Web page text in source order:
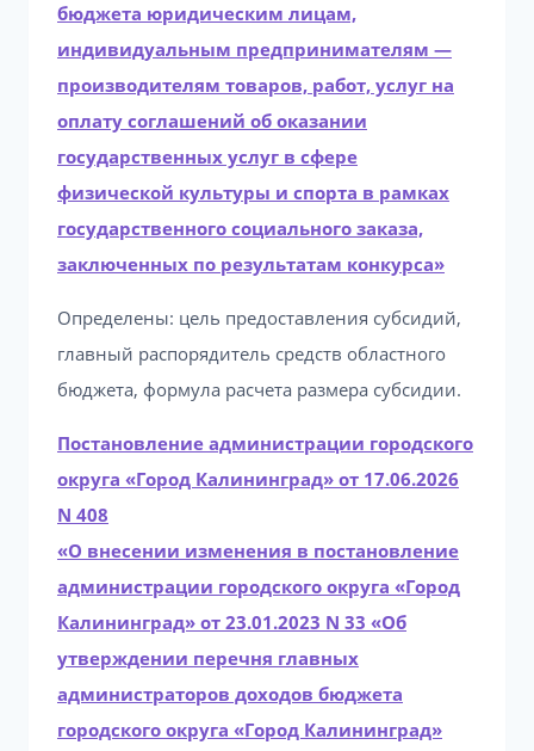
бюджета юридическим лицам,
индивидуальным предпринимателям —
производителям товаров, работ, услуг на
оплату соглашений об оказании
государственных услуг в сфере
физической культуры и спорта в рамках
государственного социального заказа,
заключенных по результатам конкурса»
Определены: цель предоставления субсидий,
главный распорядитель средств областного
бюджета, формула расчета размера субсидии.
Постановление администрации городского
округа «Город Калининград» от 17.06.2026
N 408
«О внесении изменения в постановление
администрации городского округа «Город
Калининград» от 23.01.2023 N 33 «Об
утверждении перечня главных
администраторов доходов бюджета
городского округа «Город Калининград»